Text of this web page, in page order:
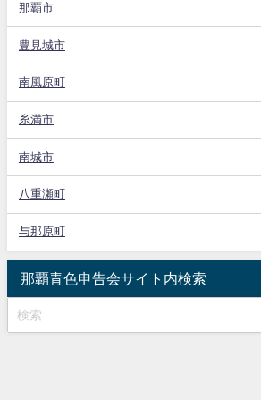
那覇市
豊見城市
南風原町
糸満市
南城市
八重瀬町
与那原町
那覇青色申告会サイト内検索